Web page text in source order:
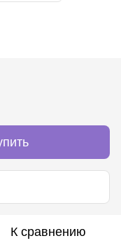
К сравнению